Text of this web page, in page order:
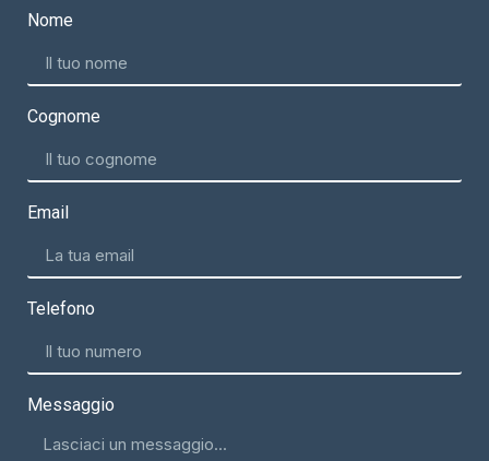
Nome
Cognome
Email
Telefono
Messaggio